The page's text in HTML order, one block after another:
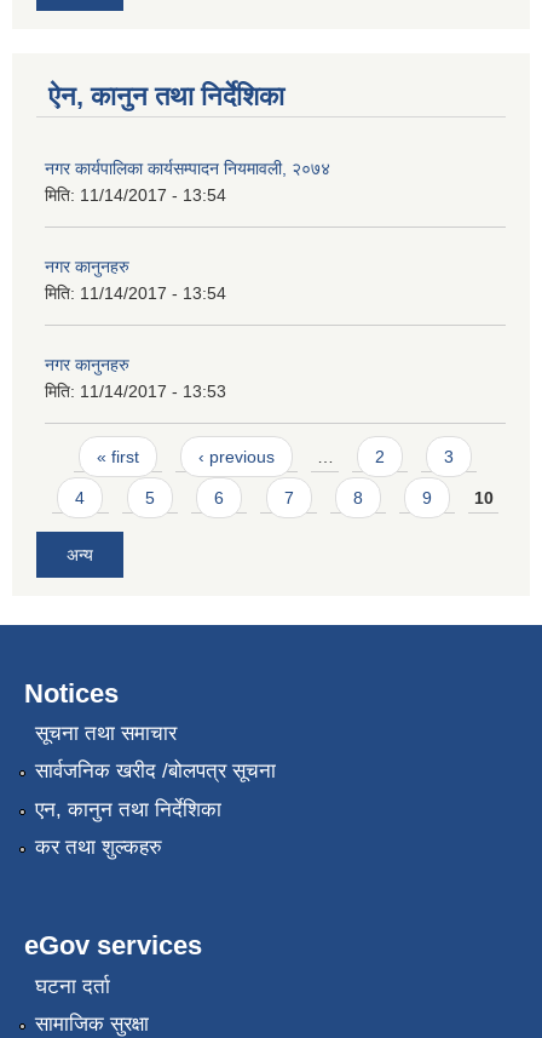
ऐन, कानुन तथा निर्देशिका
नगर कार्यपालिका कार्यसम्पादन नियमावली, २०७४
मिति: 11/14/2017 - 13:54
नगर कानुनहरु
मिति: 11/14/2017 - 13:54
नगर कानुनहरु
मिति: 11/14/2017 - 13:53
Pages
« first ‹ previous 2 3
4 5 6 7 8 9 10
अन्य
Notices
सूचना तथा समाचार
सार्वजनिक खरीद /बोलपत्र सूचना
एन, कानुन तथा निर्देशिका
कर तथा शुल्कहरु
eGov services
घटना दर्ता
सामाजिक सुरक्षा